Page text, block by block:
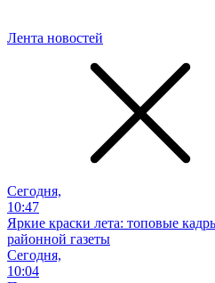
Лента новостей
Сегодня,
10:47
Яркие краски лета: топовые
районной газеты
Сегодня,
10:04